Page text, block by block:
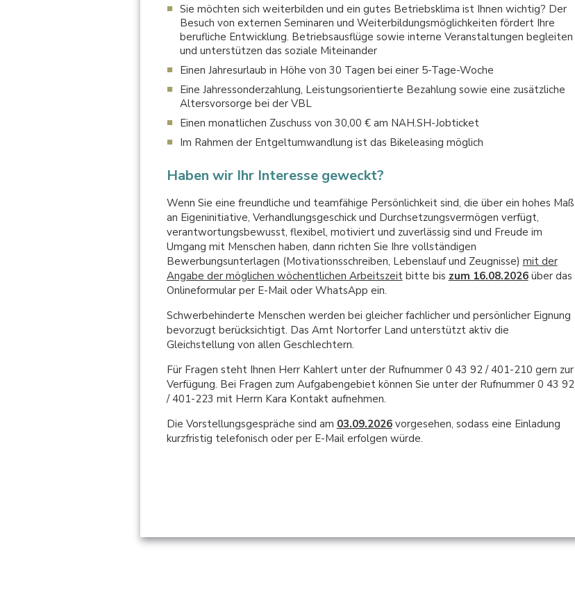
Sie möchten sich weiterbilden und ein gutes Betriebsklima ist Ihnen wichtig? Der
Besuch von externen Seminaren und Weiterbildungsmöglichkeiten fördert Ihre
berufliche Entwicklung. Betriebsausflüge sowie interne Veranstaltungen begleiten
und unterstützen das soziale Miteinander
Einen Jahresurlaub in Höhe von 30 Tagen bei einer 5-Tage-Woche
Eine Jahressonderzahlung, Leistungsorientierte Bezahlung sowie eine zusätzliche
Altersvorsorge bei der VBL
Einen monatlichen Zuschuss von 30,00 € am NAH.SH-Jobticket
Im Rahmen der Entgeltumwandlung ist das Bikeleasing möglich
Haben wir Ihr Interesse geweckt?
Wenn Sie eine freundliche und teamfähige Persönlichkeit sind, die über ein hohes Maß
an Eigeninitiative, Verhandlungsgeschick und Durchsetzungsvermögen verfügt,
verantwortungsbewusst, flexibel, motiviert und zuverlässig sind und Freude im
Umgang mit Menschen haben, dann richten Sie Ihre vollständigen
Bewerbungsunterlagen (Motivationsschreiben, Lebenslauf und Zeugnisse) mit der
Angabe der möglichen wöchentlichen Arbeitszeitbitte bis zum 16.08.2026über das
Onlineformular per E-Mail oder WhatsApp ein.
Schwerbehinderte Menschen werden bei gleicher fachlicher und persönlicher Eignung
bevorzugt berücksichtigt. Das Amt Nortorfer Land unterstützt aktiv die
Gleichstellung von allen Geschlechtern.
Für Fragen steht Ihnen Herr Kahlert unter der Rufnummer 0 43 92 / 401-210 gern zur
Verfügung. Bei Fragen zum Aufgabengebiet können Sie unter der Rufnummer 0 43 92
/ 401-223 mit Herrn Kara Kontakt aufnehmen.
Die Vorstellungsgespräche sind am 03.09.2026vorgesehen, sodass eine Einladung
kurzfristig telefonisch oder per E-Mail erfolgen würde.